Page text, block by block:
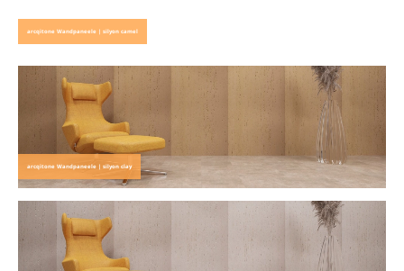
arcqitone Wandpaneele | silyon camel
arcqitone Wandpaneele | silyon clay